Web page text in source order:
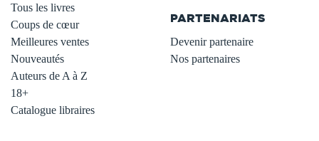
Tous les livres
Coups de cœur
Meilleures ventes
Nouveautés
Auteurs de A à Z
18+
Catalogue libraires
PARTENARIATS
Devenir partenaire
Nos partenaires